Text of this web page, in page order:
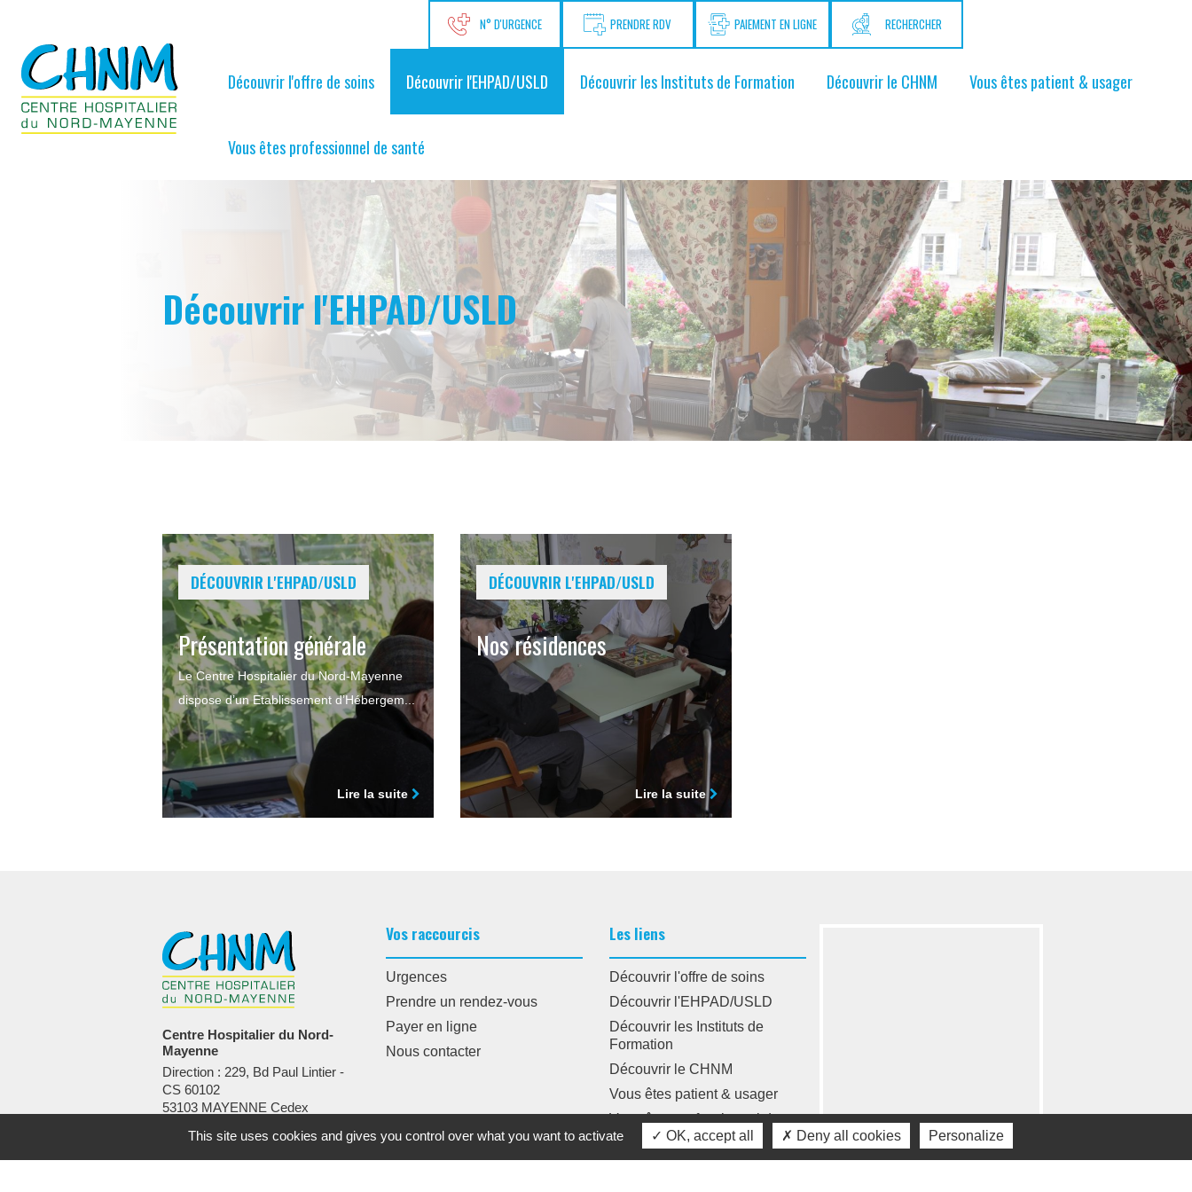
N° D'URGENCE PRENDRE RDV PAIEMENT EN LIGNE RECHERCHER
Découvrir l'offre de soins Découvrir l'EHPAD/USLD Découvrir les Instituts de Formation Découvrir le CHNM Vous êtes patient & usager
Vous êtes professionnel de santé
Découvrir l'EHPAD/USLD
DÉCOUVRIR L'EHPAD/USLD
Présentation générale
Le Centre Hospitalier du Nord-Mayenne
dispose d’un Etablissement d’Hébergem...
Lire la suite
DÉCOUVRIR L'EHPAD/USLD
Nos résidences
Lire la suite
Centre Hospitalier du Nord-
Mayenne
Direction : 229, Bd Paul Lintier -
CS 60102
53103 MAYENNE Cedex
Standard :02 43 08 73 00
Vos raccourcis
Urgences
Prendre un rendez-vous
Payer en ligne
Nous contacter
Les liens
Découvrir l'offre de soins
Découvrir l'EHPAD/USLD
Découvrir les Instituts de
Formation
Découvrir le CHNM
Vous êtes patient & usager
Vous êtes professionnel de
santé
This site uses cookies and gives you control over what you want to activate OK, accept all Deny all cookies Personalize